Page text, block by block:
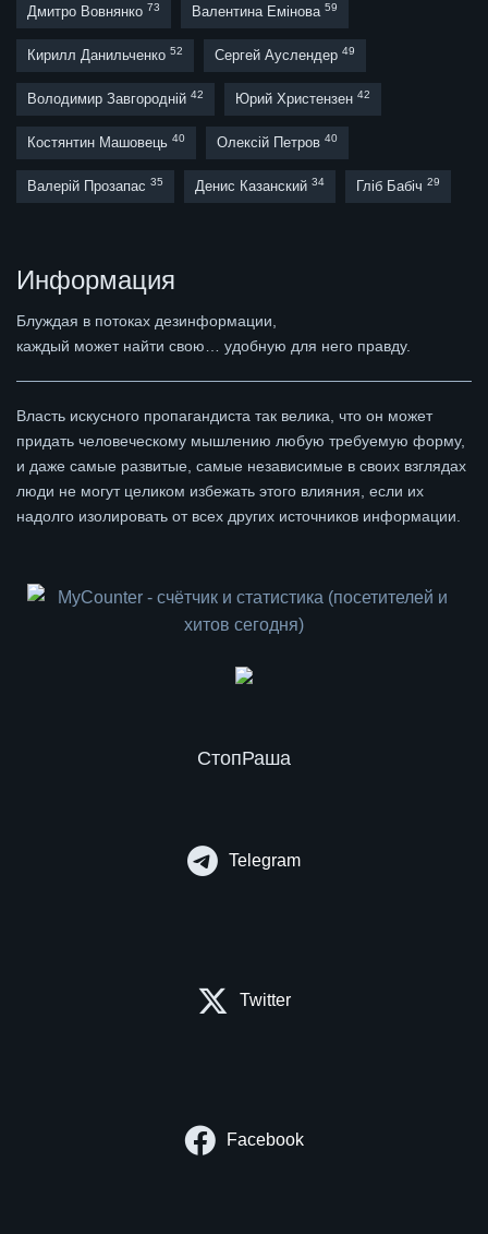
Дмитро Вовнянко 73 Валентина Емінова 59
Кирилл Данильченко 52 Сергей Ауслендер 49
Володимир Завгородній 42 Юрий Христензен 42
Костянтин Машовець 40 Олексій Петров 40
Валерій Прозапас 35 Денис Казанский 34 Гліб Бабіч 29
Информация
Блуждая в потоках дезинформации,
каждый может найти свою… удобную для него правду.
Власть искусного пропагандиста так велика, что он может
придать человеческому мышлению любую требуемую форму,
и даже самые развитые, самые независимые в своих взглядах
люди не могут целиком избежать этого влияния, если их
надолго изолировать от всех других источников информации.
СтопРаша
Telegram
Twitter
Facebook